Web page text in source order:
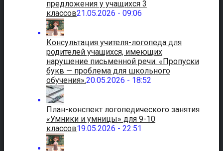
предложения у учащихся 3
классов21.05.2026 - 09:06
Консультация учителя-логопеда для
родителей учащихся, имеющих
нарушение письменной речи. «Пропуски
букв — проблема для школьного
обучения».20.05.2026 - 18:52
План-конспект логопедического занятия
«Умники и умницы» для 9-10
классов19.05.2026 - 22:51